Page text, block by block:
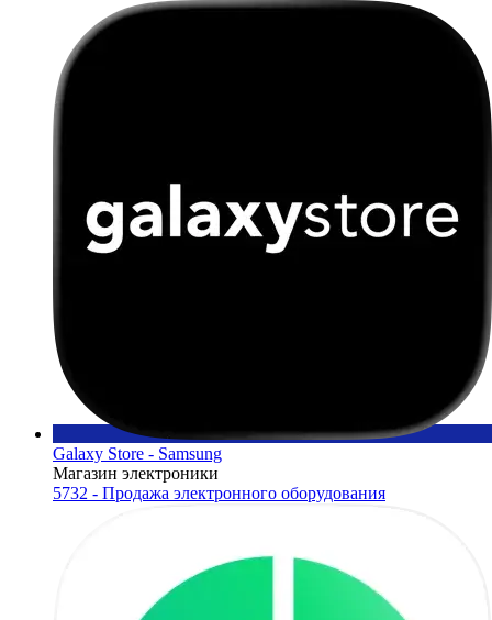
Galaxy Store - Samsung
Магазин электроники
5732 - Продажа электронного оборудования